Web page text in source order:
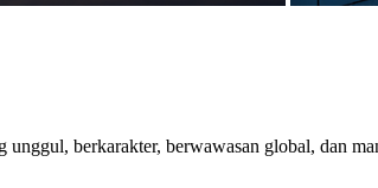
berkarakter, berwawasan global, dan